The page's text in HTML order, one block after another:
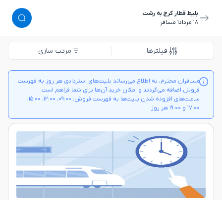
بلیط قطار کرج به رشت
١٨ مرداد
١ مسافر
فیلترها مرتب سازی
مسافران محترم، به اطلاع می‌رساند بلیت‌های استردادی هر روز به فهرست
فروش اضافه می‌گردند و امکان خرید آن‌ها برای شما فراهم است.
ساعت‌های افزوده شدن بلیت‌ها به فهرست فروش: ۰۹:۰۰، ۱۲:۰۰، ۱۵:۰۰،
۱۷:۰۰ و ۱۹:۰۰ هر روز